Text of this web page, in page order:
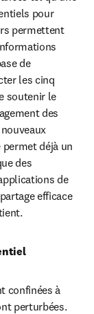
pour
permettent
de
les cinq
soutenir le
des
déjà un
des
de
efficace
confinées à
perturbées.